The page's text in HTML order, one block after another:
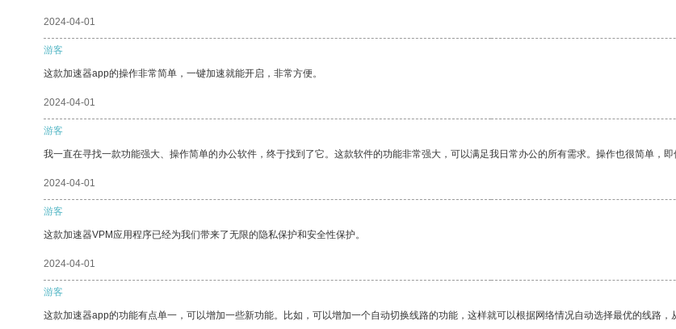
2024-04-01
游客
这款加速器app的操作非常简单，一键加速就能开启，非常方便。
2024-04-01
游客
我一直在寻找一款功能强大、操作简单的办公软件，终于找到了它。这款软件的功能非常强大，可以满足我日常办公的所有需求。操作也很简单，即
2024-04-01
游客
这款加速器VPM应用程序已经为我们带来了无限的隐私保护和安全性保护。
2024-04-01
游客
这款加速器app的功能有点单一，可以增加一些新功能。比如，可以增加一个自动切换线路的功能，这样就可以根据网络情况自动选择最优的线路，